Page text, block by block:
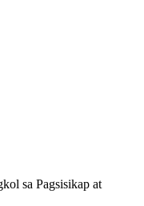
sa Pagsisikap at